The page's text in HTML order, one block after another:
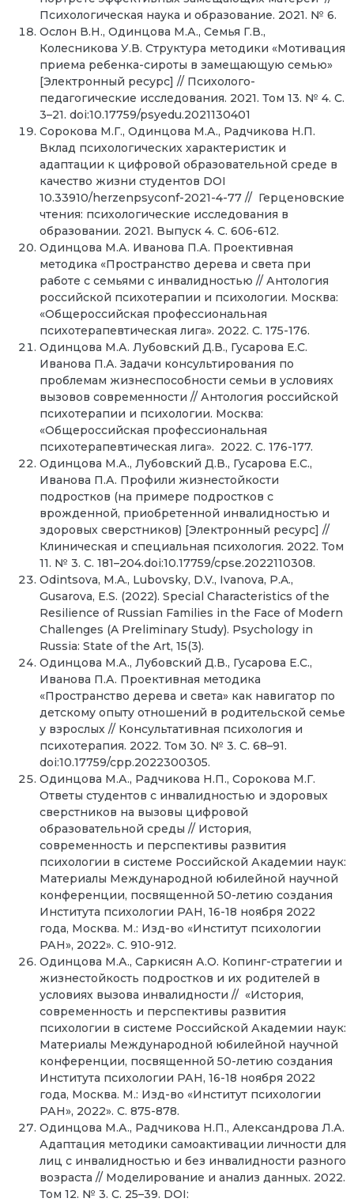
Психологическая наука и образование. 2021. № 6.
Ослон В.Н., Одинцова М.А., Семья Г.В.,
Колесникова У.В. Структура методики «Мотивация
приема ребенка-сироты в замещающую семью»
[Электронный ресурс] // Психолого-
педагогические исследования. 2021. Том 13. № 4. С.
3–21. doi:10.17759/psyedu.2021130401
Сорокова М.Г., Одинцова М.А., Радчикова Н.П.
Вклад психологических характеристик и
адаптации к цифровой образовательной среде в
качество жизни студентов DOI
10.33910/herzenpsyconf-2021-4-77 // Герценовские
чтения: психологические исследования в
образовании. 2021. Выпуск 4. С. 606-612.
Одинцова М.А. Иванова П.А. Проективная
методика «Пространство дерева и света при
работе с семьями с инвалидностью // Антология
российской психотерапии и психологии. Москва:
«Общероссийская профессиональная
психотерапевтическая лига». 2022. С. 175-176.
Одинцова М.А. Лубовский Д.В., Гусарова Е.С.
Иванова П.А. Задачи консультирования по
проблемам жизнеспособности семьи в условиях
вызовов современности // Антология российской
психотерапии и психологии. Москва:
«Общероссийская профессиональная
психотерапевтическая лига». 2022. С. 176-177.
Одинцова М.А., Лубовский Д.В., Гусарова Е.С.,
Иванова П.А. Профили жизнестойкости
подростков (на примере подростков с
врожденной, приобретенной инвалидностью и
здоровых сверстников) [Электронный ресурс] //
Клиническая и специальная психология. 2022. Том
11. № 3. С. 181–204.doi:10.17759/cpse.2022110308.
Odintsova, M.A., Lubovsky, D.V., Ivanova, P.A.,
Gusarova, E.S. (2022). Special Characteristics of the
Resilience of Russian Families in the Face of Modern
Challenges (A Preliminary Study). Psychology in
Russia: State of the Art, 15(3).
Одинцова М.А., Лубовский Д.В., Гусарова Е.С.,
Иванова П.А. Проективная методика
«Пространство дерева и света» как навигатор по
детскому опыту отношений в родительской семье
у взрослых // Консультативная психология и
психотерапия. 2022. Том 30. № 3. С. 68–91.
doi:10.17759/cpp.2022300305.
Одинцова М.А., Радчикова Н.П., Сорокова М.Г.
Ответы студентов с инвалидностью и здоровых
сверстников на вызовы цифровой
образовательной среды // История,
современность и перспективы развития
психологии в системе Российской Академии наук:
Материалы Международной юбилейной научной
конференции, посвященной 50-летию создания
Института психологии РАН, 16-18 ноября 2022
года, Москва. М.: Изд-во «Институт психологии
РАН», 2022». С. 910-912.
Одинцова М.А., Саркисян А.О. Копинг-стратегии и
жизнестойкость подростков и их родителей в
условиях вызова инвалидности // «История,
современность и перспективы развития
психологии в системе Российской Академии наук:
Материалы Международной юбилейной научной
конференции, посвященной 50-летию создания
Института психологии РАН, 16-18 ноября 2022
года, Москва. М.: Изд-во «Институт психологии
РАН», 2022». С. 875-878.
Одинцова М.А., Радчикова Н.П., Александрова Л.А.
Адаптация методики самоактивации личности для
лиц с инвалидностью и без инвалидности разного
возраста // Моделирование и анализ данных. 2022.
Том 12. № 3. C. 25–39. DOI: